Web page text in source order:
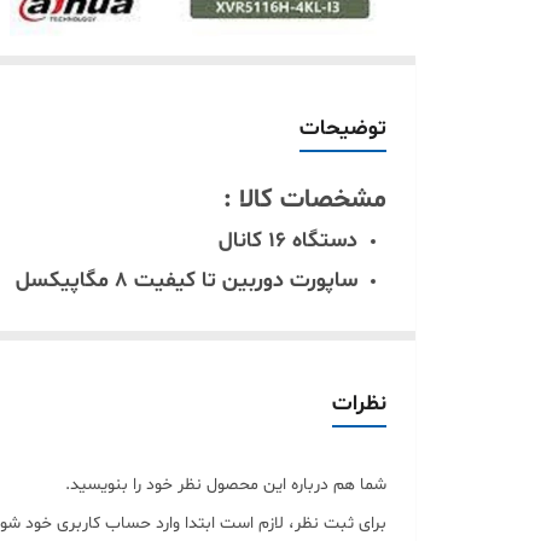
توضیحات
مشخصات کالا :
دستگاه 16 کانال
ساپورت دوربین تا کیفیت 8 مگاپیکسل
خروجی HDMI – VGA
پشتیانی از 2 عدد هارد دیسک حداکثر 16 ترابایت
ضبط حساس به حرکت
نظرات
شما هم درباره این محصول نظر خود را بنویسید.
برای ثبت نظر، لازم است ابتدا وارد حساب کاربری خود